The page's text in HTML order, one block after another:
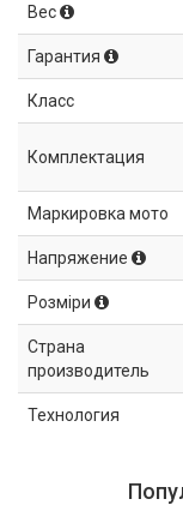
Вес
Гарантия
Класс
Комплектация
Маркировка мото
Напряжение
Розміри
Страна
производитель
Технология